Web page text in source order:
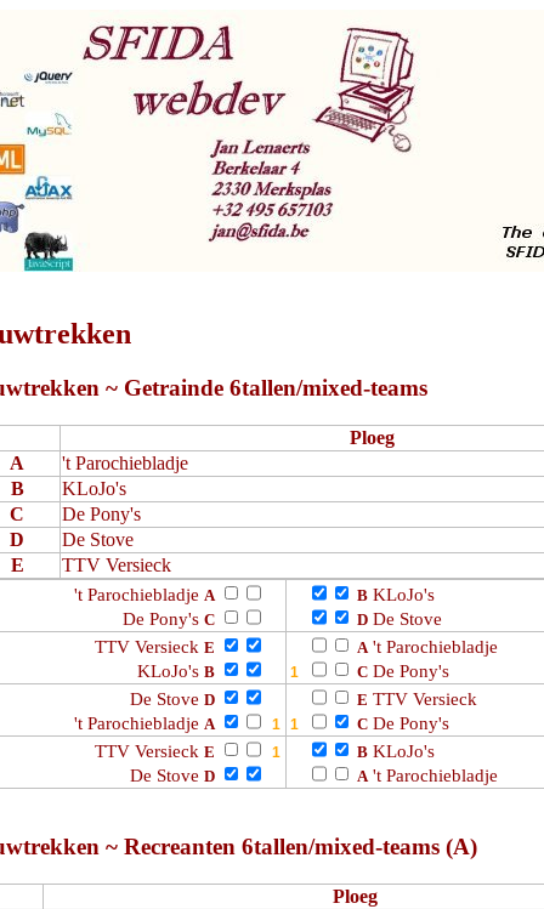
~ Getrainde 6tallen/mixed-teams
Ploeg
A
't Parochiebladje
B
KLoJo's
C
De Pony's
D
De Stove
E
TTV Versieck
't Parochiebladje A
De Pony's C
B KLoJo's
D De Stove
TTV Versieck E
KLoJo's B
A 't Parochiebladje
C De Pony's
De Stove D
't Parochiebladje A
E TTV Versieck
C De Pony's
TTV Versieck E
De Stove D
B KLoJo's
A 't Parochiebladje
~ Recreanten 6tallen/mixed-teams (A)
Ploeg